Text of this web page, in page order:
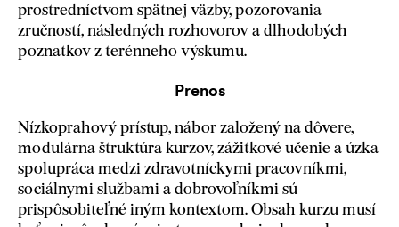
prostredníctvom spätnej väzby, pozorovania
zručností, následných rozhovorov a dlhodobých
poznatkov z terénneho výskumu.
Prenos
Nízkoprahový prístup, nábor založený na dôvere,
modulárna štruktúra kurzov, zážitkové učenie a úzka
spolupráca medzi zdravotníckymi pracovníkmi,
sociálnymi službami a dobrovoľníkmi sú
prispôsobiteľné iným kontextom. Obsah kurzu musí